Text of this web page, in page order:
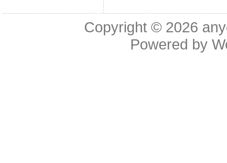
Copyright © 2026
Powered by